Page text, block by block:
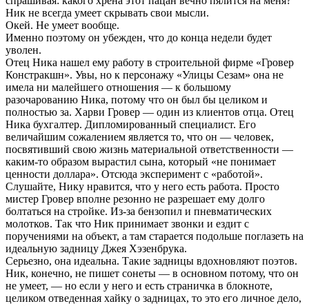
Ник не всегда умеет скрывать свои мысли.
Окей. Не умеет вообще.
Именно поэтому он убежден, что до конца недели будет
уволен.
Отец Ника нашел ему работу в строительной фирме «Гровер
Констракшн». Увы, но к персонажу «Улицы Сезам» она не
имела ни малейшего отношения — к большому
разочарованию Ника, потому что он был бы целиком и
полностью за. Харви Гровер — один из клиентов отца. Отец
Ника бухгалтер. Дипломированный специалист. Его
величайшим сожалением является то, что он — человек,
посвятивший свою жизнь материальной ответственности —
каким-то образом вырастил сына, который «не понимает
ценности доллара». Отсюда эксперимент с «работой».
Слушайте, Нику нравится, что у него есть работа. Просто
мистер Гровер вполне резонно не разрешает ему долго
болтаться на стройке. Из-за бензопил и пневматических
молотков. Так что Ник принимает звонки и ездит с
поручениями на объект, а там старается подольше поглазеть на
идеальную задницу Джея Хэзенбрука.
Серьезно, она идеальна. Такие задницы вдохновляют поэтов.
Ник, конечно, не пишет сонеты — в основном потому, что он
не умеет, — но если у него и есть страничка в блокноте,
целиком отведенная хайку о задницах, то это его личное дело,